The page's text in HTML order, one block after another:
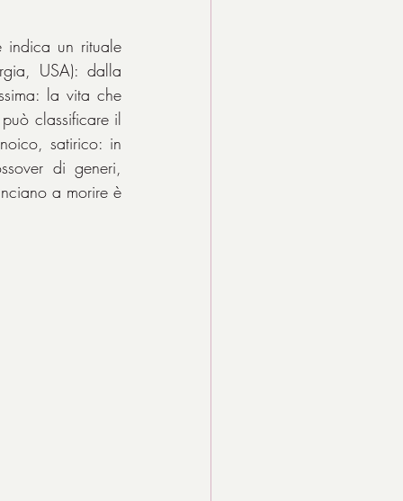
indica un rituale
USA): dalla
la vita che
classificare il
satirico: in
di generi,
a morire è